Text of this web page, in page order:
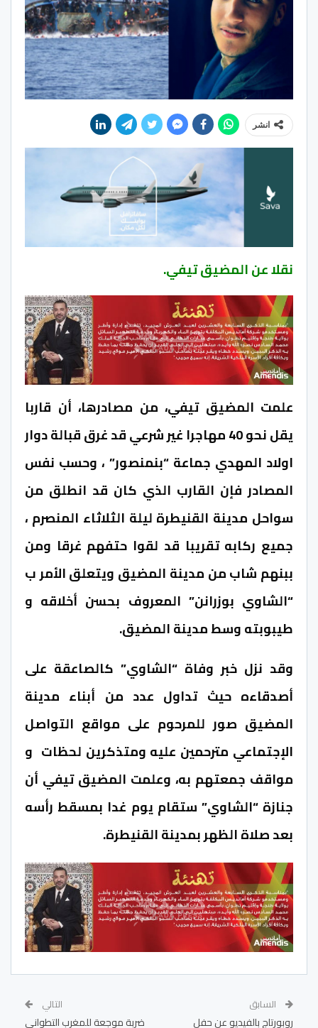
انشر
نقلا عن المضيق تيفي.
علمت المضيق تيفي، من مصادرها، أن قاربا
يقل نحو 40 مهاجرا غير شرعي قد غرق قبالة دوار
اولاد المهدي جماعة “بنمنصور” ، وحسب نفس
المصادر فإن القارب الذي كان قد انطلق من
سواحل مدينة القنيطرة ليلة الثلاثاء المنصرم ،
جميع ركابه تقريبا قد لقوا حتفهم غرقا ومن
ببنهم شاب من مدينة المضيق ويتعلق الأمر ب
“الشاوي بوزرانن” المعروف بحسن أخلاقه و
طيبوبته وسط مدينة المضيق.
وقد نزل خبر وفاة “الشاوي” كالصاعقة على
أصدقاءه حيث تداول عدد من أبناء مدينة
المضيق صور للمرحوم على مواقع التواصل
الإجتماعي مترحمين عليه ومتذكرين لحظات و
مواقف جمعتهم به، وعلمت المضيق تيفي أن
جنازة “الشاوي” ستقام يوم غدا بمسقط رأسه
بعد صلاة الظهر بمدينة القنيطرة.
السابق
روبورتاج بالفيديو عن حفل
التالي
ضربة موجعة للمغرب التطواني